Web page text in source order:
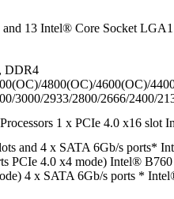
and 13 Intel® Core Socket
DDR4
4800(OC)/4600(OC)/
3000/2933/2800/2666/2400/
1 x PCIe 4.0 x16 slot
and 4 x SATA 6Gb/s ports*
PCIe 4.0 x4 mode) Intel®
4 x SATA 6Gb/s ports *